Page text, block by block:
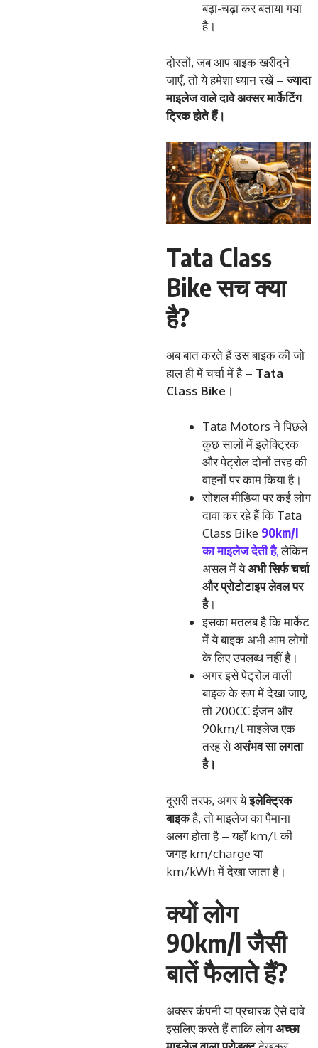
बढ़ा-चढ़ा कर बताया गया
है।
दोस्तों, जब आप बाइक खरीदने
जाएँ, तो ये हमेशा ध्यान रखें –ज्यादा
माइलेजवालेदावेअक्सरमार्केटिंग
ट्रिकहोतेहैं।
Tata Class
Bike सच क्या
है?
अब बात करते हैं उस बाइक की जो
हाल ही में चर्चा में है – Tata
Class Bike ।
Tata Motors ने पिछले
कुछ सालों में इलेक्ट्रिक
और पेट्रोल दोनों तरह की
वाहनों पर काम किया है।
सोशल मीडिया पर कई लोग
दावा कर रहे हैं कि Tata
Class Bike 90km/l
का माइलेज देती है,लेकिन
असल में येअभी सिर्फ चर्चा
और प्रोटोटाइप लेवल पर
है।
इसका मतलब है कि मार्केट
में ये बाइक अभी आम लोगों
के लिए उपलब्ध नहीं है।
अगर इसे पेट्रोल वाली
बाइक के रूप में देखा जाए,
तो 200CC इंजन और
90km/l माइलेज एक
तरह सेअसंभवसालगता
है।
दूसरी तरफ, अगर येइलेक्ट्रिक
बाइकहै, तो माइलेज का पैमाना
अलग होता है – यहाँ km/l की
जगह km/charge या
km/kWh में देखा जाता है।
क्यों लोग
90km/l जैसी
बातें फैलाते हैं?
अक्सर कंपनी या प्रचारक ऐसे दावे
इसलिए करते हैं ताकि लोगअच्छा